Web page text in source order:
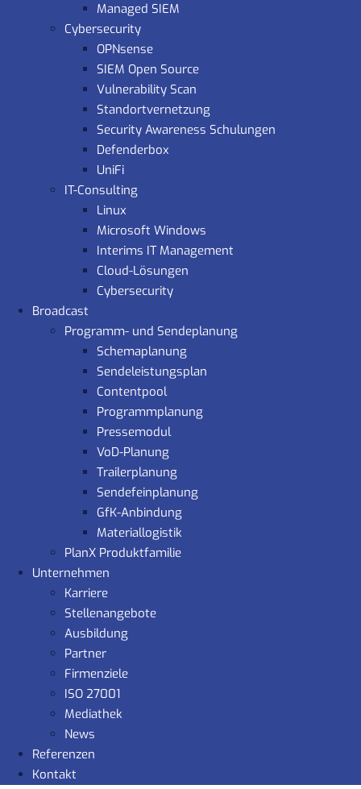
Managed SIEM
Cybersecurity
OPNsense
SIEM Open Source
Vulnerability Scan
Standortvernetzung
Security Awareness Schulungen
Defenderbox
UniFi
IT-Consulting
Linux
Microsoft Windows
Interims IT Management
Cloud-Lösungen
Cybersecurity
Broadcast
Programm- und Sendeplanung
Schemaplanung
Sendeleistungsplan
Contentpool
Programmplanung
Pressemodul
VoD-Planung
Trailerplanung
Sendefeinplanung
GfK-Anbindung
Materiallogistik
PlanX Produktfamilie
Unternehmen
Karriere
Stellenangebote
Ausbildung
Partner
Firmenziele
ISO 27001
Mediathek
News
Referenzen
Kontakt